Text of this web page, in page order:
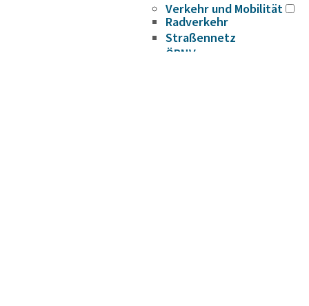
Verkehr und Mobilität
Radverkehr
Straßennetz
ÖPNV